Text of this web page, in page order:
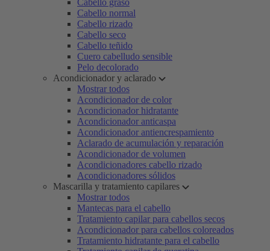
Cabello graso
Cabello normal
Cabello rizado
Cabello seco
Cabello teñido
Cuero cabelludo sensible
Pelo decolorado
Acondicionador y aclarado
Mostrar todos
Acondicionador de color
Acondicionador hidratante
Acondicionador anticaspa
Acondicionador antiencrespamiento
Aclarado de acumulación y reparación
Acondicionador de volumen
Acondicionadores cabello rizado
Acondicionadores sólidos
Mascarilla y tratamiento capilares
Mostrar todos
Mantecas para el cabello
Tratamiento capilar para cabellos secos
Acondicionador para cabellos coloreados
Tratamiento hidratante para el cabello